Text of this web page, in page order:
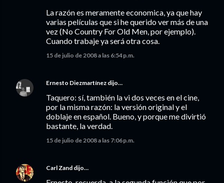
La razón es meramente economica, ya que hay
varias películas que si he querido ver más de una
vez (No Country For Old Men, por ejemplo).
Cuando trabaje ya será otra cosa.
15 de julio de 2008 a las 6:54 p.m.
Ernesto Diezmartínez dijo…
Taquero: sí, también la vi dos veces en el cine,
por la misma razón: la versión original y el
doblaje en español. Bueno, y porque me divirtió
bastante, la verdad.
15 de julio de 2008 a las 7:06 p.m.
Carl Zand dijo…